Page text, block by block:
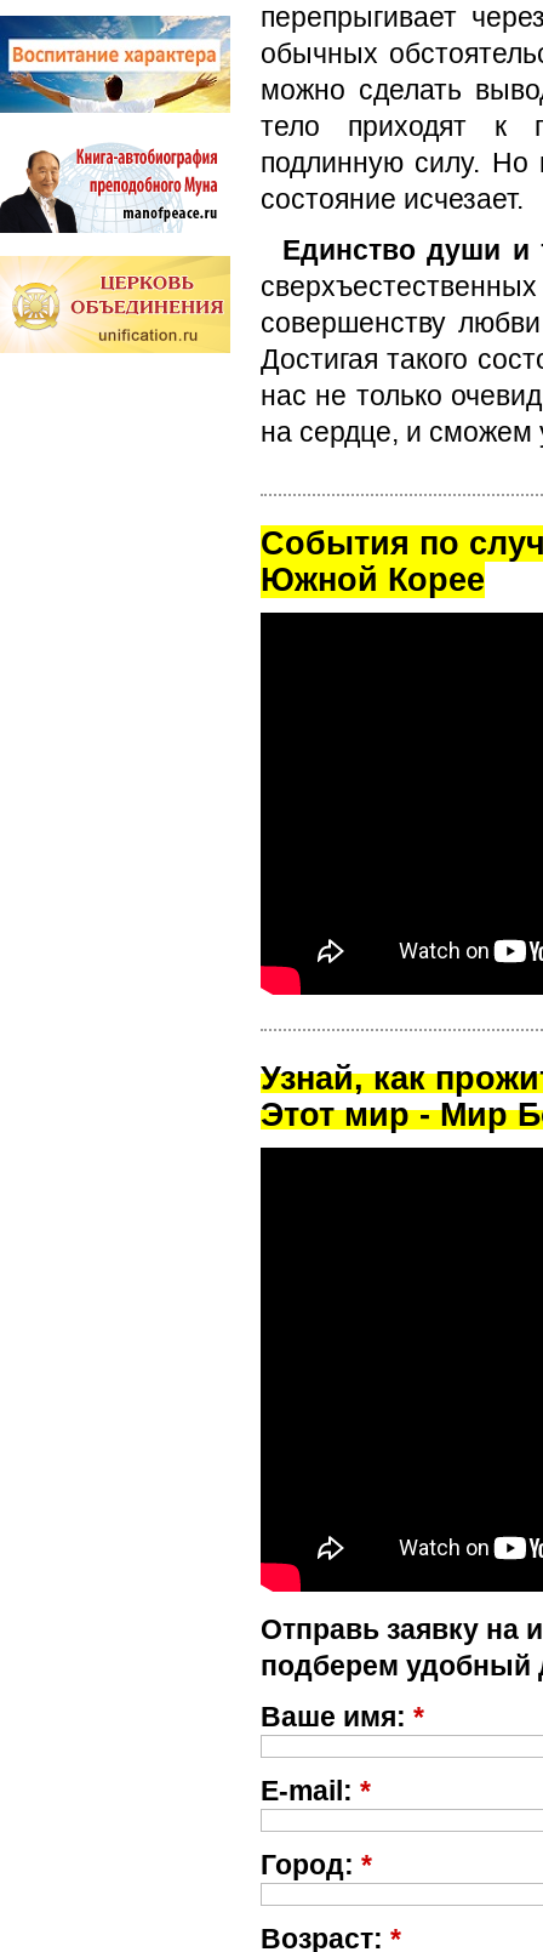
перепрыгивает
обычных
можно сделать
тело приходят к
подлинную силу. Но
состояние исчезает.
Единство души и
совершенству
Достигая такого
нас не только
на сердце, и сможем
Cобытия по
Южной Корее
Узнай, как
Этот мир - Мир
Отправь заявку на
подберем удобный
Ваше имя: *
E-mail: *
Город: *
Возраст: *